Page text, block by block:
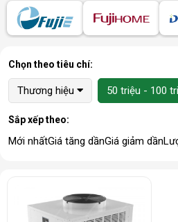
Chọn theo tiêu chí:
Thương hiệu 50 triệu - 100
Sắp xếp theo:
Mới nhấtGiá tăng dầnGiá giảm dần